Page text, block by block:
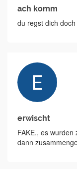
ach komm
du regst dich
erwischt
FAKE., es
dann